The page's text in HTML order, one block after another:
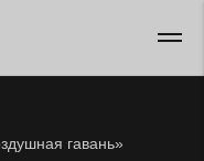
гавань»